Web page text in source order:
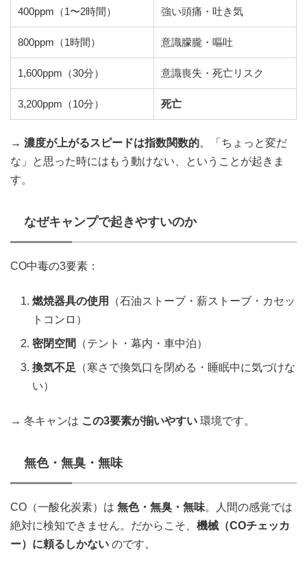
400ppm（1〜2時間） 強い頭痛・吐き気
800ppm（1時間） 意識朦朧・嘔吐
1,600ppm（30分） 意識喪失・死亡リスク
3,200ppm（10分） 死亡
→ 濃度が上がるスピードは指数関数的。「ちょっと変だ
な」と思った時にはもう動けない、ということが起きま
す。
なぜキャンプで起きやすいのか
CO中毒の3要素：
燃焼器具の使用
（石油ストーブ・薪ストーブ・カセッ
トコンロ）
密閉空間 （テント・幕内・車中泊）
換気不足
（寒さで換気口を閉める・睡眠中に気づけな
い）
→ 冬キャンは この3要素が揃いやすい 環境です。
無色・無臭・無味
CO（一酸化炭素）は 無色・無臭・無味。人間の感覚では
絶対に検知できません。だからこそ、 機械（COチェッカ
ー）に頼るしかない のです。